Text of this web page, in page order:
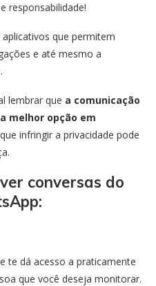
responsabilidade!
que permitem
e até mesmo a
.
lembrar que a comunicação
melhor opção em
infringir a privacidade pode
conversas do
te dá acesso a praticamente
que você deseja monitorar.